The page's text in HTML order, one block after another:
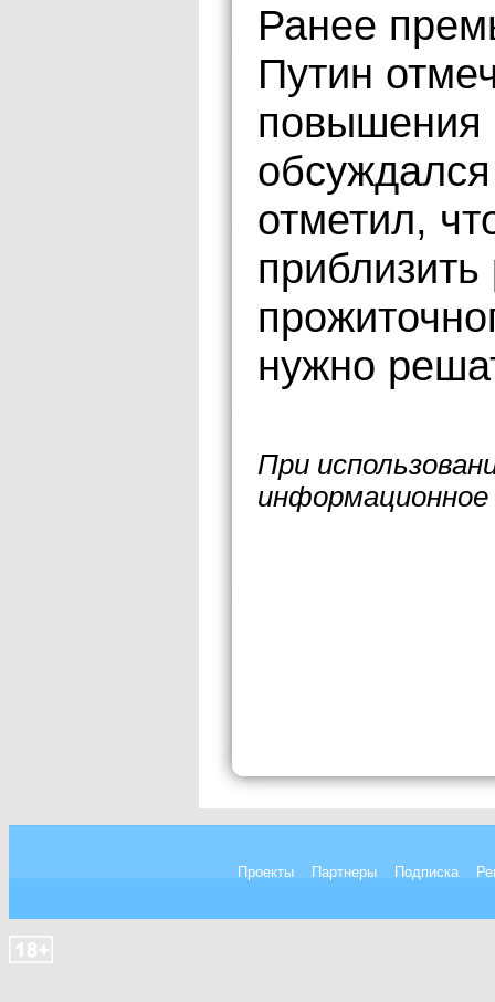
Ранее
Путин
отметил,
нужно
При
Проекты Партнеры Подписка